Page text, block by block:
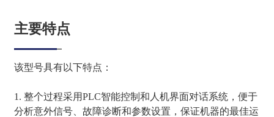
主要特点
该型号具有以下特点：
1. 整个过程采用PLC智能控制和人机界面对话系统，便于
分析意外信号、故障诊断和参数设置，保证机器的最佳运